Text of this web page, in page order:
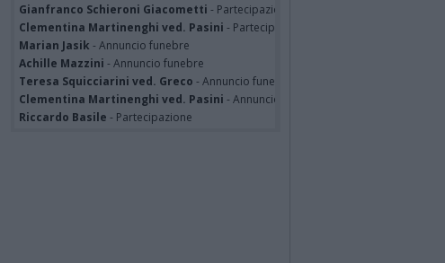
Gianfranco Schieroni Giacometti - Partecipazione
Clementina Martinenghi ved. Pasini - Partecipazione
Marian Jasik - Annuncio funebre
Achille Mazzini - Annuncio funebre
Teresa Squicciarini ved. Greco - Annuncio funebre
Clementina Martinenghi ved. Pasini - Annuncio funebre
Riccardo Basile - Partecipazione